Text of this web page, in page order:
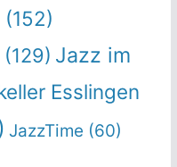
(152)
(129) Jazz im
Esslingen
JazzTime (60)